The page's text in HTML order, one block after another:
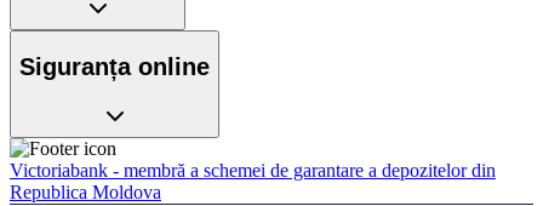
Siguranța online
Victoriabank - membră a schemei de garantare a depozitelor din
Republica Moldova